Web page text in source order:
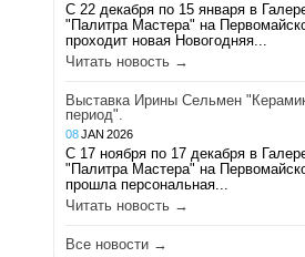
С 22 декабря по 15 января в
"Палитра Мастера" на
проходит новая Новогодняя...
Читать новость →
Выставка Ирины Сельмен
период".
08JAN 2026
С 17 ноября по 17 декабря в
"Палитра Мастера" на
прошла персональная...
Читать новость →
Все новости →